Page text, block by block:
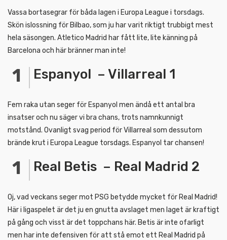
Vassa bortasegrar för båda lagen i Europa League i torsdags.
Skön islossning för Bilbao, som ju har varit riktigt trubbigt mest
hela säsongen. Atletico Madrid har fått lite, lite känning på
Barcelona och här bränner man inte!
Espanyol – Villarreal 1
Fem raka utan seger för Espanyol men ändå ett antal bra
insatser och nu säger vi bra chans, trots namnkunnigt
motstånd. Ovanligt svag period för Villarreal som dessutom
brände krut i Europa League torsdags. Espanyol tar chansen!
Real Betis – Real Madrid 2
Oj, vad veckans seger mot PSG betydde mycket för Real Madrid!
Här i ligaspelet är det ju en gnutta avslaget men laget är kraftigt
på gång och visst är det toppchans här. Betis är inte ofarligt
men har inte defensiven för att stå emot ett Real Madrid på